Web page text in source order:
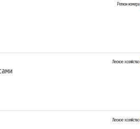
Регион номера
Лесное хозяйство
Лесное хозяйство